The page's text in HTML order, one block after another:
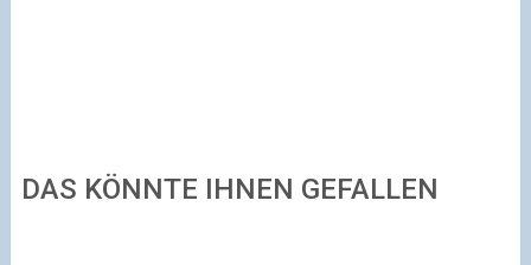
DAS KÖNNTE IHNEN GEFALLEN